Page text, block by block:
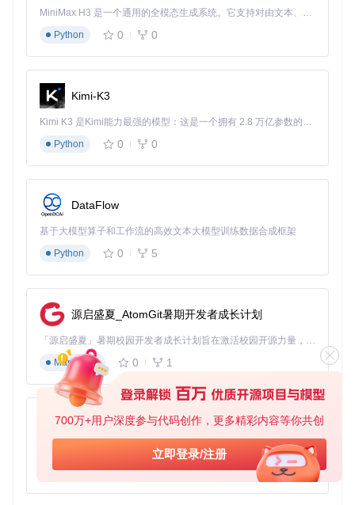
700万+用户深度参与代码创作，更多精彩内容等你共创
立即登录/注册
用户痛点：首页推荐内容杂乱，视频卡片排列不合理，侧边栏
信息冗余，影响内容获取效率。
功能解决方案：侧边栏增强功能可自定义显示内容，支持固定
动态侧栏、隐藏视频推荐、优化卡片布局等。通过智能算法分
析用户兴趣，优先展示关注内容，减少无关信息干扰。
实际应用效果
：优化后的首页布局更加清爽，视频查找时间减
少50%，关注内容一目了然，观看体验更加沉浸。
迁移配置环境：无缝切换使用设备
用户痛点：更换设备或重装系统后，需要重新配置所有设置，
耗时费力且难以恢复到最佳状态。
一键备份当前配置。新设备上导入配置文件，即可快速恢复所
有个性化设置，包括组件配置、界面布局和使用习惯。
实际应用效果：配置迁移时间从1小时缩短至2分钟，多设备间
保持一致的使用体验，无需重复设置。
智能场景适配：自动优化使用体验
：不同场景下需要手动调整多项设置，如夜间观看需
切换暗色模式，办公环境需隐藏弹幕等，操作繁琐。
MiniMax H3 是一个通用的全模态生成系统。它支持对由文本、图像、视频和音频组成的多模态上下文进行统一理解，并能生成分辨率高达 2K、时长可达 15 秒的带原生立体声音频的视频。得益于面向任务泛化的系统设计，H3 在预训练阶段就已具备广泛的多模态上下文理解与生成能力，能够出色地执行复杂的多模态指令。
Python
0 0
Kimi-K3
Kimi K3 是Kimi能力最强的模型：这是一个拥有 2.8 万亿参数的混合专家（MoE）模型，具备原生视觉理解能力，并支持 100 万 token 的上下文窗口。
Python
0 0
DataFlow
基于大模型算子和工作流的高效文本大模型训练数据合成框架
Python
0 5
源启盛夏_AtomGit暑期开发者成长计划
「源启盛夏」暑期校园开发者成长计划旨在激活校园开源力量，通过积分激励、认证扶持、资源倾斜等形式，引导高校组织和开发者完成「入驻 — 建项目 — 做贡献 — 获认证 — 得资源」的完整闭环。无论你是想带领社团入驻平台的组织者，还是希望用代码贡献证明自己的开发者，都能在这里找到属于你的成长路径。
Markdown
0 1
py-xiaozhi
基于Python的Xiaozhi AI，适用于想要完整Xiaozhi体验而无需拥有专用硬件的用户。
Python
0 1